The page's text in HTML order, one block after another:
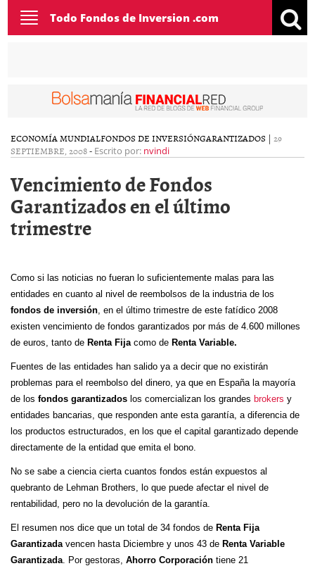
Toggle
navigation
Todo Fondos de Inversion .com
ECONOMÍA MUNDIALFONDOS DE INVERSIÓNGARANTIZADOS | 29
SEPTIEMBRE, 2008- Escrito por: nvindi
Vencimiento de Fondos
Garantizados en el último
trimestre
Como si las noticias no fueran lo suficientemente malas para las
entidades en cuanto al nivel de reembolsos de la industria de los
fondos de inversión, en el último trimestre de este fatídico 2008
existen vencimiento de fondos garantizados por más de 4.600 millones
de euros, tanto de Renta Fijacomo de Renta Variable.
Fuentes de las entidades han salido ya a decir que no existirán
problemas para el reembolso del dinero, ya que en España la mayoría
de los fondos garantizados los comercializan los grandes brokers y
entidades bancarias, que responden ante esta garantía, a diferencia de
los productos estructurados, en los que el capital garantizado depende
directamente de la entidad que emita el bono.
No se sabe a ciencia cierta cuantos fondos están expuestos al
quebranto de Lehman Brothers, lo que puede afectar el nivel de
rentabilidad, pero no la devolución de la garantía.
El resumen nos dice que un total de 34 fondos de Renta Fija
Garantizadavencen hasta Diciembre y unos 43 de Renta Variable
Garantizada. Por gestoras, Ahorro Corporación tiene 21